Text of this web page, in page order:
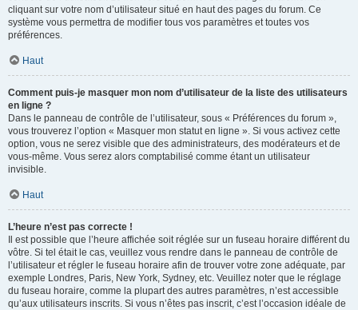
cliquant sur votre nom d’utilisateur situé en haut des pages du forum. Ce
système vous permettra de modifier tous vos paramètres et toutes vos
préférences.
Haut
Comment puis-je masquer mon nom d’utilisateur de la liste des utilisateurs
en ligne ?
Dans le panneau de contrôle de l’utilisateur, sous « Préférences du forum »,
vous trouverez l’option « Masquer mon statut en ligne ». Si vous activez cette
option, vous ne serez visible que des administrateurs, des modérateurs et de
vous-même. Vous serez alors comptabilisé comme étant un utilisateur
invisible.
Haut
L’heure n’est pas correcte !
Il est possible que l’heure affichée soit réglée sur un fuseau horaire différent du
vôtre. Si tel était le cas, veuillez vous rendre dans le panneau de contrôle de
l’utilisateur et régler le fuseau horaire afin de trouver votre zone adéquate, par
exemple Londres, Paris, New York, Sydney, etc. Veuillez noter que le réglage
du fuseau horaire, comme la plupart des autres paramètres, n’est accessible
qu’aux utilisateurs inscrits. Si vous n’êtes pas inscrit, c’est l’occasion idéale de